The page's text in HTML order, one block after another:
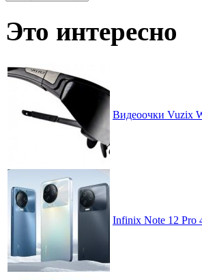
месяцам
Это интересно
Видеоочки Vuzix
Infinix Note 12 Pro